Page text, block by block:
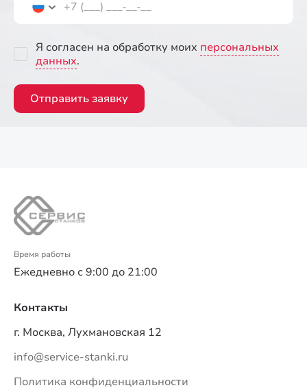
Я согласен на обработку моих персональных
данных.
Отправить заявку
Время работы
Ежедневно с 9:00 до 21:00
Контакты
г. Москва, Лухмановская 12
info@service-stanki.ru
Политика конфиденциальности